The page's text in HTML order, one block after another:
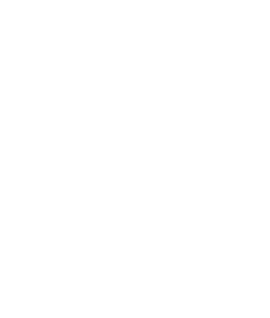
Bitte beachten Sie,